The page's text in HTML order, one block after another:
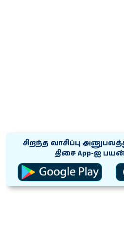
சிறந்த வாசிப்பு
திசை App-ஐ